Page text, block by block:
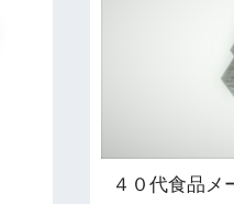
４０代食品メ